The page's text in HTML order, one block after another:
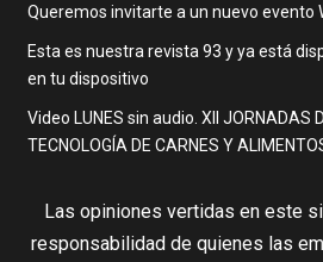
Queremos invitarte a un nuevo evento
Esta es nuestra revista 93 y ya está
en tu dispositivo
Video LUNES sin audio. XII JORNADAS
TECNOLOGÍA DE CARNES Y
Las opiniones vertidas en este
responsabilidad de quienes las